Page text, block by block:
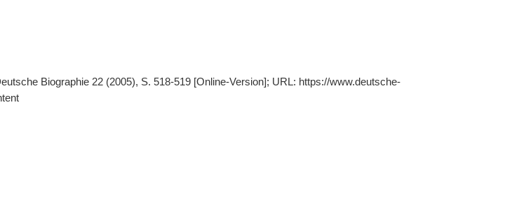
Biographie 22 (2005), S. 518-519 [Online-Version]; URL: https://www.deutsche-